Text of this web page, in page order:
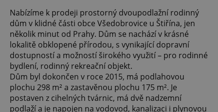
Nabízíme k prodeji prostorný dvoupodlažní rodinný
dům v klidné části obce Všedobrovice u Štiřína, jen
několik minut od Prahy. Dům se nachází v krásné
lokalitě obklopené přírodou, s vynikající dopravní
dostupností a možností širokého využití – pro rodinné
bydlení, rodinný rekreační objekt.
Dům byl dokončen v roce 2015, má podlahovou
plochu 298 m² a zastavěnou plochu 175 m². Je
postaven z cihelných tvárnic, má dvě nadzemní
podlaží a je napojen na vodovod, kanalizaci i plynovou